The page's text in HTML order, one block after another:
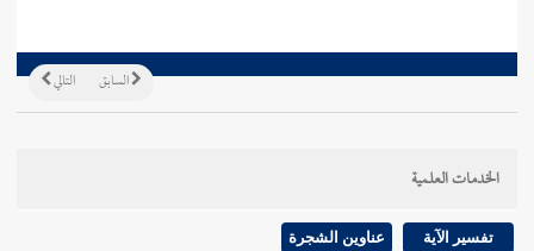
التالي السابق
الخدمات العلمية
تفسير الآية عناوين الشجرة